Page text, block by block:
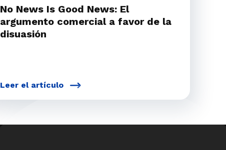
No News Is Good News: El
argumento comercial a favor de la
disuasión
Leer el artículo